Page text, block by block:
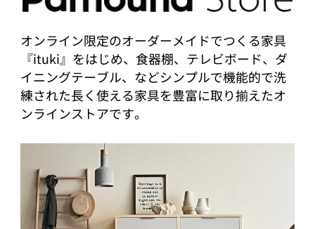
オンライン限定のオーダーメイドでつくる家具
『ituki』をはじめ、食器棚、テレビボード、ダ
イニングテーブル、などシンプルで機能的で洗
練された長く使える家具を豊富に取り揃えたオ
ンラインストアです。